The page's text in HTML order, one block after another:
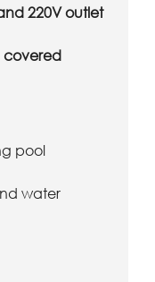
220V outlet
covered
pool
water